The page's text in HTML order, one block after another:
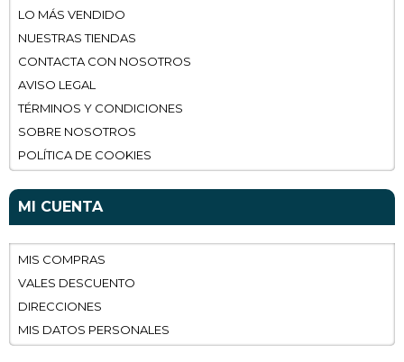
LO MÁS VENDIDO
NUESTRAS TIENDAS
CONTACTA CON NOSOTROS
AVISO LEGAL
TÉRMINOS Y CONDICIONES
SOBRE NOSOTROS
POLÍTICA DE COOKIES
MI CUENTA
MIS COMPRAS
VALES DESCUENTO
DIRECCIONES
MIS DATOS PERSONALES